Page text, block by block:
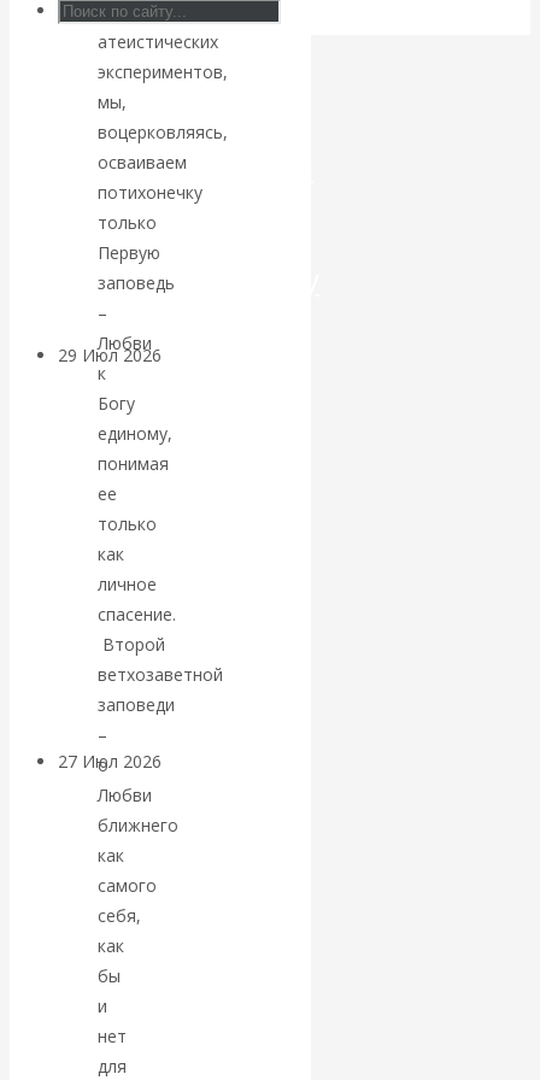
Искусственный
интеллект —
революционный
переход к
посткапитализму
29 Июл 2026
финансовая олигархия
Валентин
Катасонов.
«Мировые
ростовщики»:
вчера и сегодня
27 Июл 2026
валютная система
Валентин
КАтасонов.
«МЕТОД
ОТМЫВАНИЯ
столетних
атеистических
экспериментов,
мы,
воцерковляясь,
осваиваем
потихонечку
только
Первую
заповедь
–
Любви
к
Богу
единому,
понимая
ее
только
как
личное
спасение.
Второй
ветхозаветной
заповеди
–
о
Любви
ближнего
как
самого
себя,
как
бы
и
нет
для